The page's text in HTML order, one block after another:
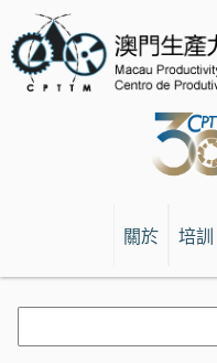
關於 培訓